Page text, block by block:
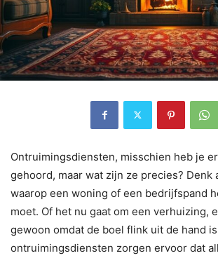
Ontruimingsdiensten, misschien heb je
gehoord, maar wat zijn ze precies? Denk
waarop een woning of een bedrijfspand
moet. Of het nu gaat om een verhuizing,
gewoon omdat de boel flink uit de hand
ontruimingsdiensten zorgen ervoor dat